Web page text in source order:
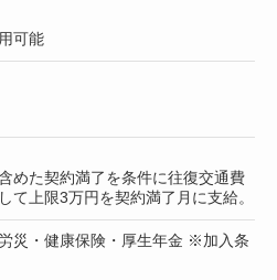
可能
めた契約満了を条件に往復交通費
て上限3万円を契約満了月に支給。
災・健康保険・厚生年金 ※加入条